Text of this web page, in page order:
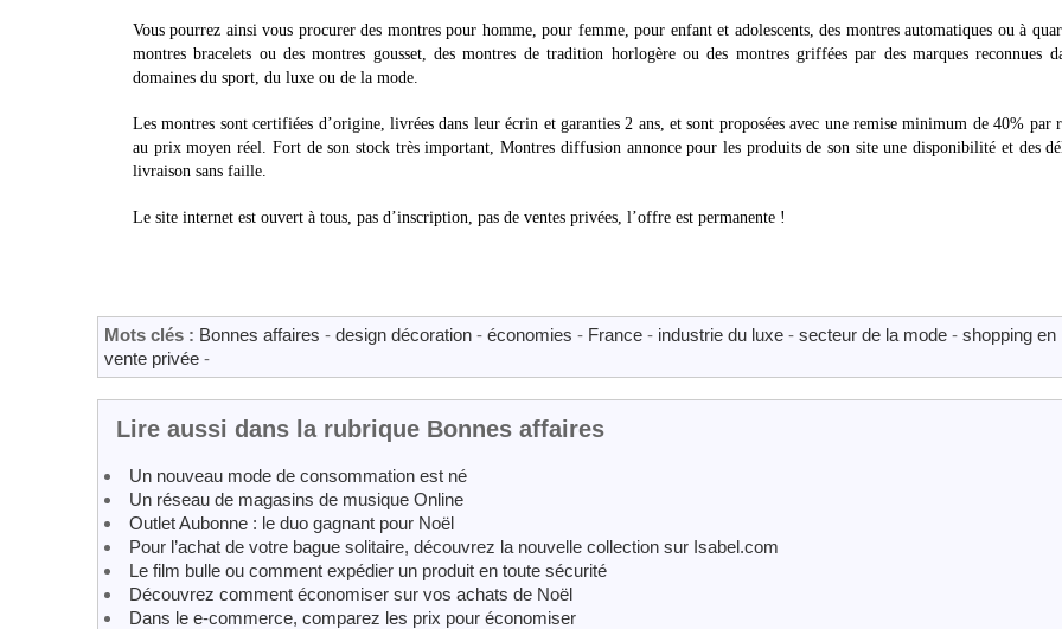
Vous pourrez ainsi vous procurer des montres pour homme, pour femme, pour enfant et adolescents, des montres automatiques ou à
montres bracelets ou des montres gousset, des montres de tradition horlogère ou des montres griffées par des marques reconnues
domaines du sport, du luxe ou de la mode.
Les montres sont certifiées d’origine, livrées dans leur écrin et garanties 2 ans, et sont proposées avec une remise minimum de 40% par
au prix moyen réel. Fort de son stock très important, Montres diffusion annonce pour les produits de son site une disponibilité et des
livraison sans faille.
Le site internet est ouvert à tous, pas d’inscription, pas de ventes privées, l’offre est permanente !
Mots clés : Bonnes affaires - design décoration - économies - France - industrie du luxe - secteur de la mode - shopping en
vente privée -
Lire aussi dans la rubrique Bonnes affaires
Un nouveau mode de consommation est né
Un réseau de magasins de musique Online
Outlet Aubonne : le duo gagnant pour Noël
Pour l’achat de votre bague solitaire, découvrez la nouvelle collection sur Isabel.com
Le film bulle ou comment expédier un produit en toute sécurité
Découvrez comment économiser sur vos achats de Noël
Dans le e-commerce, comparez les prix pour économiser